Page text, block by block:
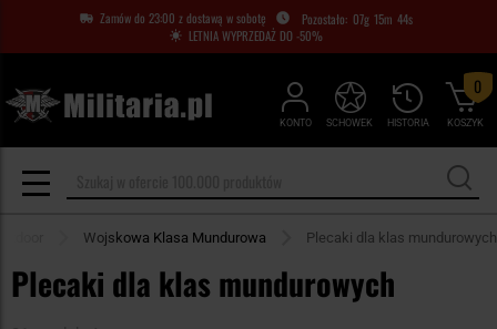
Zamów do 23:00 z dostawą w sobotę 07g 15m 43s
LETNIA WYPRZEDAŻ DO -50%
KONTO HISTORIA
SCHOWEK KOSZYK
0
Wojskowa Klasa Mundurowa Plecaki dla klas mundurowych
Plecaki dla klas mundurowych